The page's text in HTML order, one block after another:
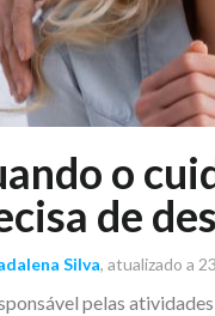
o
de
Silva, atualizado a
pelas